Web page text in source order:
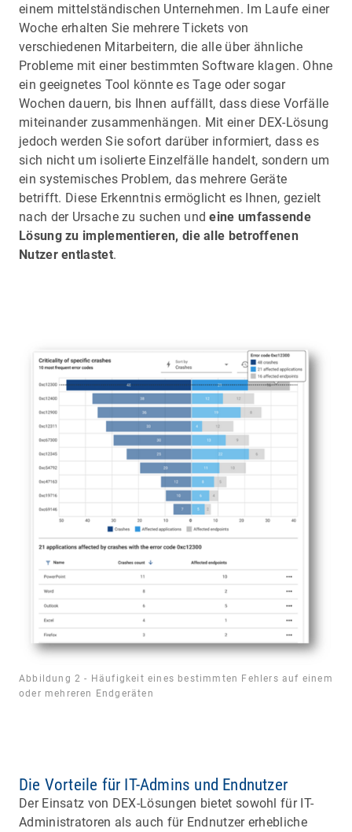
einem mittelständischen Unternehmen. Im Laufe einer
Woche erhalten Sie mehrere Tickets von
verschiedenen Mitarbeitern, die alle über ähnliche
Probleme mit einer bestimmten Software klagen. Ohne
ein geeignetes Tool könnte es Tage oder sogar
Wochen dauern, bis Ihnen auffällt, dass diese Vorfälle
miteinander zusammenhängen. Mit einer DEX-Lösung
jedoch werden Sie sofort darüber informiert, dass es
sich nicht um isolierte Einzelfälle handelt, sondern um
ein systemisches Problem, das mehrere Geräte
betrifft. Diese Erkenntnis ermöglicht es Ihnen, gezielt
nach der Ursache zu suchen undeine umfassende
Lösung zu implementieren, die alle betroffenen
Nutzer entlastet.
Abbildung 2 - Häufigkeit eines bestimmten Fehlers auf einem
oder mehreren Endgeräten
Die Vorteile für IT-Admins und Endnutzer
Der Einsatz von DEX-Lösungen bietet sowohl für IT-
Administratoren als auch für Endnutzer erhebliche